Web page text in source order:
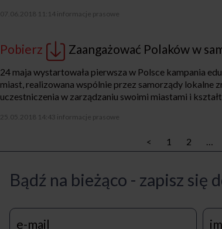
07.06.2018 11:14 informacje prasowe
Pobierz Zaangażować Polaków w
24 maja wystartowała pierwsza w Polsce kampania
miast, realizowana wspólnie przez samorządy
uczestniczenia w zarządzaniu swoimi miastami i
25.05.2018 14:43 informacje prasowe
< 1 2 …
Bądź na bieżąco - zapisz się